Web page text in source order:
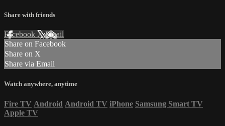
Share with friends
Facebook XEmail
Share on Facebook
Share on X
Share via Email
Watch anywhere, anytime
Fire TV Android Android TV iPhone Samsung Smart TV
Apple TV